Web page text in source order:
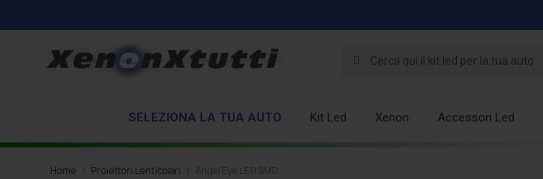
SELEZIONA LA TUA AUTO Kit Led Xenon Accessori Led
Home Proiettori Lenticolari Angel Eye LED SMD